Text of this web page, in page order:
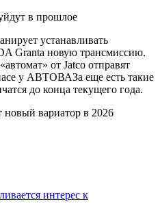
в прошлое
устанавливать
Granta новую трансмиссию.
от Jatco отправят
у АВТОВАЗа еще есть такие
до конца текущего года.
интерес к